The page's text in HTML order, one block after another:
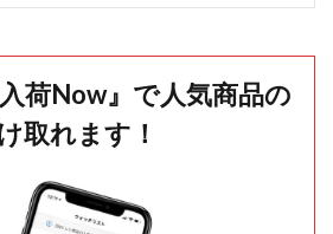
荷Now』で人気商品の
取れます！